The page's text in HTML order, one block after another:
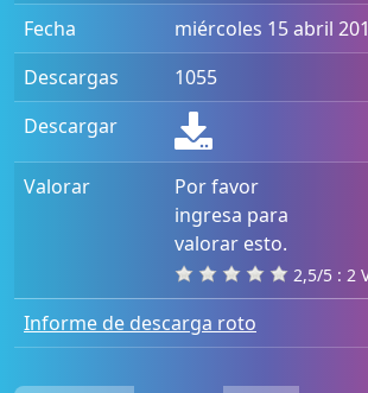
Fecha
miércoles 15 abril
Descargas
1055
Descargar
Valorar
Por favor
ingresa para
valorar esto.
2,5/5 : 2
Informe de descarga roto